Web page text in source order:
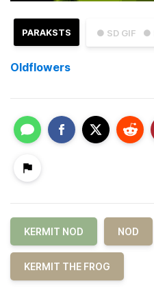
● SD GIF ●
PARAKSTS
Oldflowers
KERMIT NOD NOD
KERMIT THE FROG